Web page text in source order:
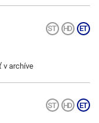
v archíve